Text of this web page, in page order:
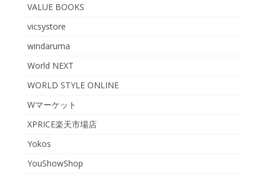
VALUE BOOKS
vicsystore
windaruma
World NEXT
WORLD STYLE ONLINE
Wマーケット
XPRICE楽天市場店
Yokos
YouShowShop